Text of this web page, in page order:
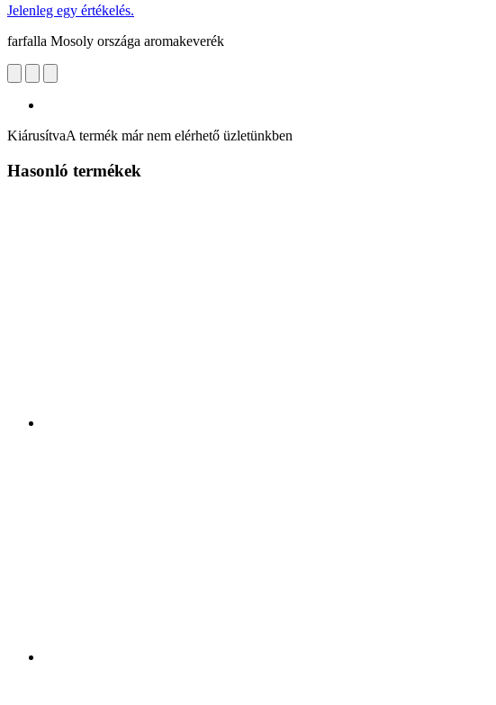
Jelenleg egy értékelés.
farfalla Mosoly országa aromakeverék
KiárusítvaA termék már nem elérhető üzletünkben
Hasonló termékek